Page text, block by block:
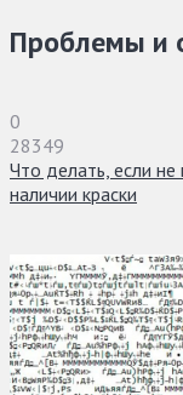
Проблемы и
0
28349
Что делать, если
наличии краски